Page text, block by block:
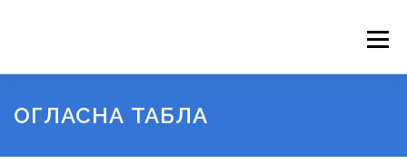
Menu
ВОДОВОД УПРАВА ПРЕДУЗЕЋА
ОГЛАСНА ТАБЛА